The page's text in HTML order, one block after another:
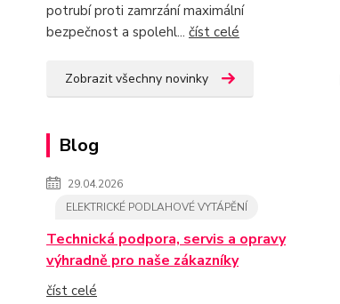
potrubí proti zamrzání maximální
bezpečnost a spolehl... číst celé
Zobrazit všechny novinky
Blog
29.04.2026
ELEKTRICKÉ PODLAHOVÉ VYTÁPĚNÍ
Technická podpora, servis a opravy
výhradně pro naše zákazníky
číst celé